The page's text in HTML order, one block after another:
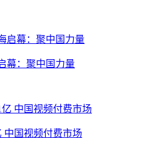
幕：聚中国力量
中国视频付费市场